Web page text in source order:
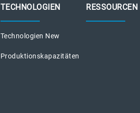
TECHNOLOGIEN
Technologien New
Produktionskapazitäten
RESSOURCEN